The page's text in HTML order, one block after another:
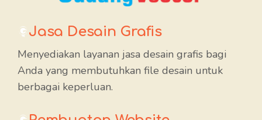
Jasa Desain Grafis
Menyediakan layanan jasa desain grafis bagi
Anda yang membutuhkan file desain untuk
berbagai keperluan.